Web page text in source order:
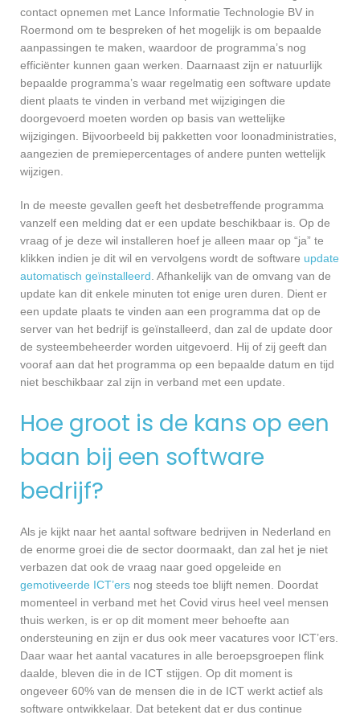
contact opnemen met Lance Informatie Technologie BV in
Roermond om te bespreken of het mogelijk is om bepaalde
aanpassingen te maken, waardoor de programma’s nog
efficiënter kunnen gaan werken. Daarnaast zijn er natuurlijk
bepaalde programma’s waar regelmatig een software update
dient plaats te vinden in verband met wijzigingen die
doorgevoerd moeten worden op basis van wettelijke
wijzigingen. Bijvoorbeeld bij pakketten voor loonadministraties,
aangezien de premiepercentages of andere punten wettelijk
wijzigen.
In de meeste gevallen geeft het desbetreffende programma
vanzelf een melding dat er een update beschikbaar is. Op de
vraag of je deze wil installeren hoef je alleen maar op “ja” te
klikken indien je dit wil en vervolgens wordt de software update
automatisch geïnstalleerd . Afhankelijk van de omvang van de
update kan dit enkele minuten tot enige uren duren. Dient er
een update plaats te vinden aan een programma dat op de
server van het bedrijf is geïnstalleerd, dan zal de update door
de systeembeheerder worden uitgevoerd. Hij of zij geeft dan
vooraf aan dat het programma op een bepaalde datum en tijd
niet beschikbaar zal zijn in verband met een update.
Hoe groot is de kans op een
baan bij een software
bedrijf?
Als je kijkt naar het aantal software bedrijven in Nederland en
de enorme groei die de sector doormaakt, dan zal het je niet
verbazen dat ook de vraag naar goed opgeleide en
gemotiveerde ICT’ers nog steeds toe blijft nemen. Doordat
momenteel in verband met het Covid virus heel veel mensen
thuis werken, is er op dit moment meer behoefte aan
ondersteuning en zijn er dus ook meer vacatures voor ICT’ers.
Daar waar het aantal vacatures in alle beroepsgroepen flink
daalde, bleven die in de ICT stijgen. Op dit moment is
ongeveer 60% van de mensen die in de ICT werkt actief als
software ontwikkelaar. Dat betekent dat er dus continue